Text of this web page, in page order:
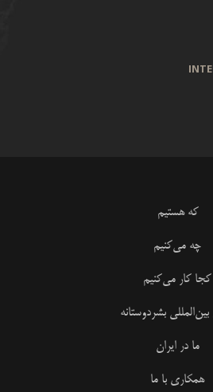
که هستیم
چه می‌کنیم
کجا کار می‌کنیم
بشردوستانه
ما در ایران
همکاری با ما